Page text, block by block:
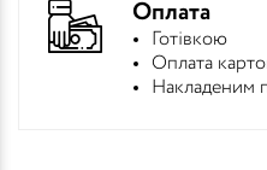
Оплата
Готівкою
Оплата
Накладеним